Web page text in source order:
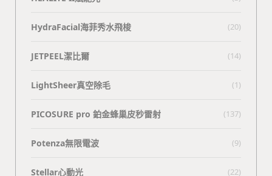
HydraFacial海菲秀水飛梭 (20)
JETPEEL潔比爾 (14)
LightSheer真空除毛 (1)
PICOSURE pro 鉑金蜂巢皮秒雷射 (137)
Potenza無限電波 (9)
Stellar心動光 (22)